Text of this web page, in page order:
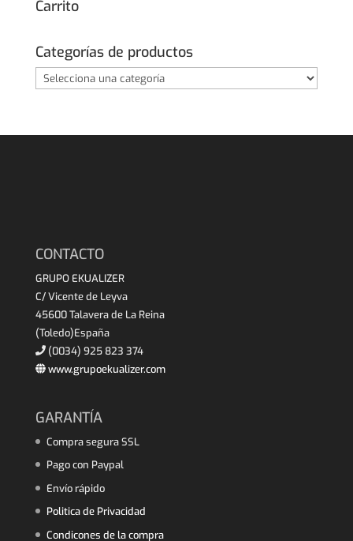
Carrito
Categorías de productos
CONTACTO
GRUPO EKUALIZER
C/ Vicente de Leyva
45600 Talavera de La Reina
(Toledo)España
(0034) 925 823 374
www.grupoekualizer.com
GARANTÍA
Compra segura SSL
Pago con Paypal
Envío rápido
Politica de Privacidad
Condicones de la compra